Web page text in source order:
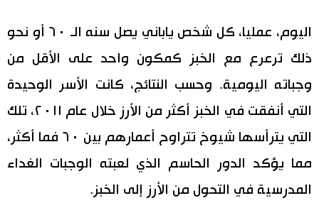
اليوم، عمليا، كل شخص ياباني يصل سنه الـ ٦٠ أو نحو
ذلك ترعرع مع الخبز كمكون واحد على الأقل من
وجباته اليومية. وحسب النتائج، كانت الأسر الوحيدة
التي أنفقت في الخبز أكثر من الأرز خلال عام ٢٠١١، تلك
التي يترأسها شيوخ تتراوح أعمارهم بين ٦٠ فما أكثر،
مما يؤكد الدور الحاسم الذي لعبته الوجبات الغداء
المدرسية في التحول من الأرز إلى الخبز.